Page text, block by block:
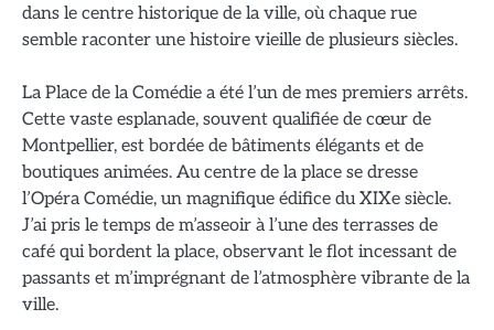
dans le centre historique de la ville, où chaque rue
semble raconter une histoire vieille de plusieurs siècles.
La Place de la Comédie a été l’un de mes premiers arrêts.
Cette vaste esplanade, souvent qualifiée de cœur de
Montpellier, est bordée de bâtiments élégants et de
boutiques animées. Au centre de la place se dresse
l’Opéra Comédie, un magnifique édifice du XIXe siècle.
J’ai pris le temps de m’asseoir à l’une des terrasses de
café qui bordent la place, observant le flot incessant de
passants et m’imprégnant de l’atmosphère vibrante de la
ville.